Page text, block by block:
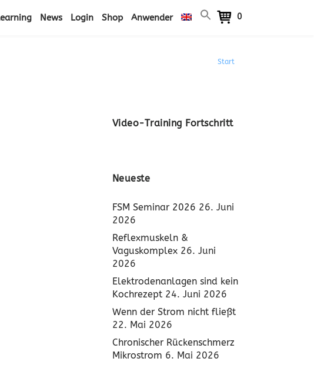
News Login Shop Anwender 0
Start
Video-Training Fortschritt
Neueste
FSM Seminar 2026 26. Juni
2026
Reflexmuskeln &
Vaguskomplex 26. Juni
2026
Elektrodenanlagen sind kein
Kochrezept 24. Juni 2026
Wenn der Strom nicht fließt
22. Mai 2026
Chronischer Rückenschmerz
Mikrostrom 6. Mai 2026